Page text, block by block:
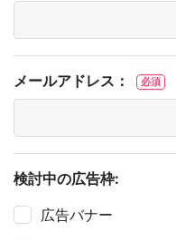
メールアドレス： 必須
検討中の広告枠:
広告バナー